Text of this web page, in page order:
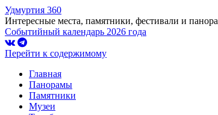
Удмуртия 360
Интересные места, памятники, фестивали и
Событийный календарь 2026 года
Перейти к содержимому
Главная
Панорамы
Памятники
Музеи